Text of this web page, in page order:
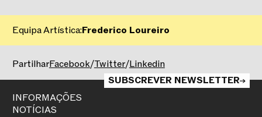
Equipa Artística:Frederico Loureiro
PartilharFacebook/Twitter/Linkedin
INFORMAÇÕES
NOTÍCIAS
SUBSCREVER NEWSLETTER